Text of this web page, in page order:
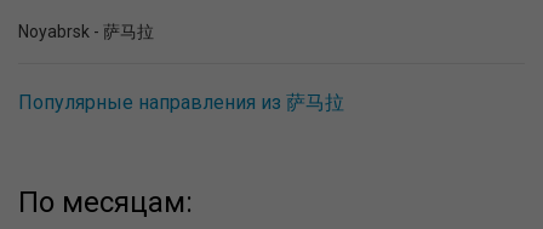
Noyabrsk - 萨马拉
Популярные направления из 萨马拉
По месяцам: